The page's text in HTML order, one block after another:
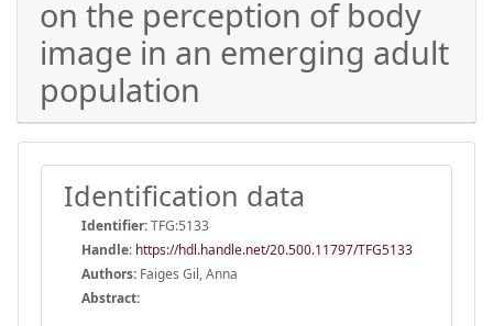
on the perception of body
image in an emerging adult
population
Identification data
Identifier:TFG:5133
Handle: https://hdl.handle.net/20.500.11797/TFG5133
Authors: Faiges Gil, Anna
Abstract: